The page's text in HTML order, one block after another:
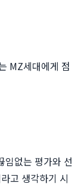
MZ세대에게 점
임없는 평가와 선
고 생각하기 시